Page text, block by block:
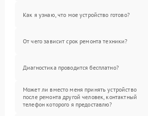
Как я узнаю, что мое устройство готово?
От чего зависит срок ремонта техники?
Диагностика проводится бесплатно?
Может ли вместо меня принять устройство
после ремонта другой человек, контактный
телефон которого я предоставлю?